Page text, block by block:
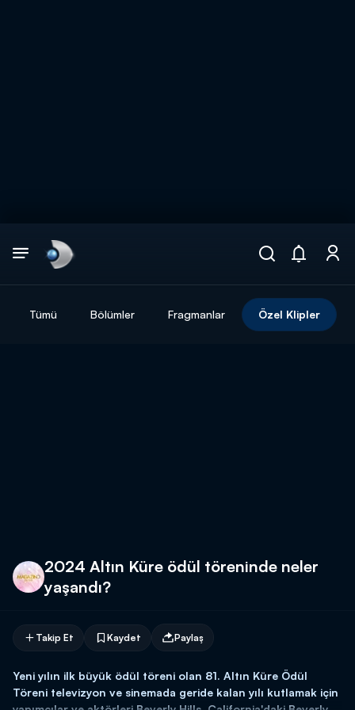
Tümü Bölümler Fragmanlar Özel Klipler
2024 Altın Küre ödül töreninde neler
yaşandı?
Takip Et Kaydet Paylaş
Yeni yılın ilk büyük ödül töreni olan 81. Altın Küre Ödül
Töreni televizyon ve sinemada geride kalan yılı kutlamak için